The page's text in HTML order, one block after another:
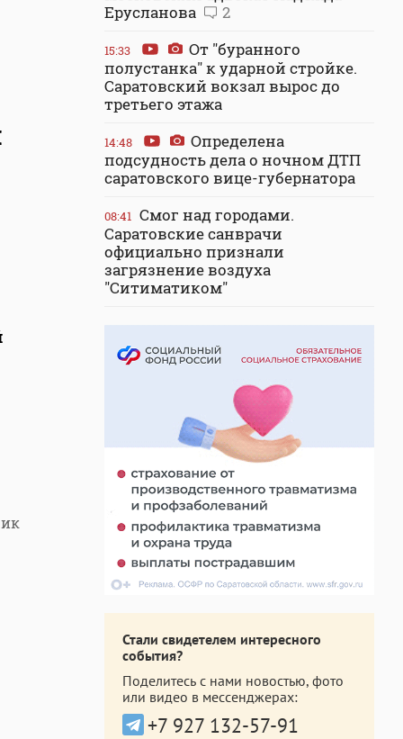
Ерусланова
2
15:33
От "буранного
полустанка" к ударной стройке.
Саратовский вокзал вырос до
третьего этажа
14:48
Определена
подсудность дела о ночном ДТП
саратовского вице-губернатора
08:41 Смог над городами.
Саратовские санврачи
официально признали
загрязнение воздуха
"Ситиматиком"
Стали свидетелем интересного
события?
Поделитесь с нами новостью, фото
или видео в мессенджерах:
+7 927 132-57-91